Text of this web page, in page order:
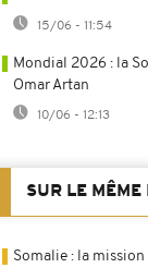
15/06 - 11:54
Mondial 2026 : la
Omar Artan
10/06 - 12:13
SUR LE MÊME
Somalie : la